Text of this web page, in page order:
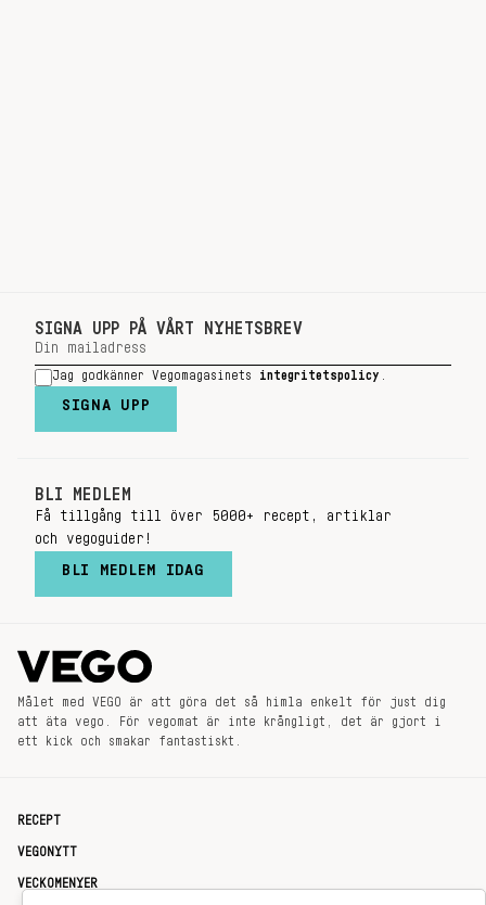
SIGNA UPP PÅ VÅRT NYHETSBREV
Jag godkänner Vegomagasinets integritetspolicy
SIGNA UPP
BLI MEDLEM
Få tillgång till över 5000+ recept, artiklar
och vegoguider!
BLI MEDLEM IDAG
Målet med VEGO är att göra det så himla enkelt för just dig
att äta vego. För vegomat är inte krångligt, det är gjort i
ett kick och smakar fantastiskt.
RECEPT
VEGONYTT
VECKOMENYER